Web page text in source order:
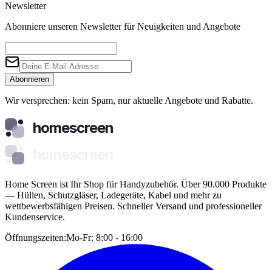
Newsletter
Abonniere unseren Newsletter für Neuigkeiten und Angebote
Abonnieren
Wir versprechen: kein Spam, nur aktuelle Angebote und Rabatte.
homescreen
Home Screen ist Ihr Shop für Handyzubehör. Über 90.000 Produkte
— Hüllen, Schutzgläser, Ladegeräte, Kabel und mehr zu
wettbewerbsfähigen Preisen. Schneller Versand und professioneller
Kundenservice.
Öffnungszeiten:Mo-Fr: 8:00 - 16:00